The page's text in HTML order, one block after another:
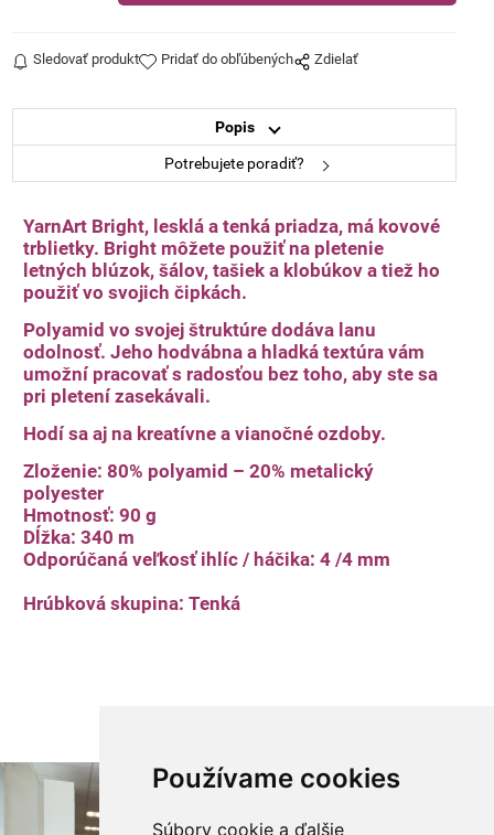
Používame cookies
Súbory cookie a ďalšie
Sledovať produkt Pridať do obľúbených Zdielať
Popis
Potrebujete poradiť?
YarnArt Bright, lesklá a tenká priadza, má kovové
trblietky. Bright môžete použiť na pletenie
letných blúzok, šálov, tašiek a klobúkov a tiež ho
použiť vo svojich čipkách.
Polyamid vo svojej štruktúre dodáva lanu
odolnosť. Jeho hodvábna a hladká textúra vám
umožní pracovať s radosťou bez toho, aby ste sa
pri pletení zasekávali.
Hodí sa aj na kreatívne a vianočné ozdoby.
Zloženie: 80% polyamid – 20% metalický
polyester
Hmotnosť: 90 g
Dĺžka: 340 m
Odporúčaná veľkosť ihlíc / háčika: 4 /4 mm
Hrúbková skupina: Tenká